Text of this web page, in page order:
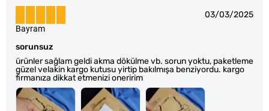
03/03/2025
sorunsuz
ürünler sağlam geldi akma dökülme vb. sorun yoktu, paketleme
güzel velakin kargo kutusu yirtip bakılmışa benziyordu. kargo
firmanıza dikkat etmenizi oneririm
Bayram